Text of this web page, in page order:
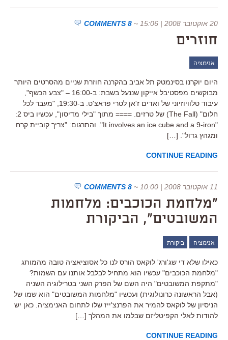
20 אוקטובר 2008 | 15:06 ~
8 COMMENTS
חוזרים
אנימציה
היום יוקרנו בסינמטק תל אביב בהקרנה חוזרת שניים מהסרטים היותר
מבוקשים מפסטיבל אייקון שננעל בשבת: ב-16:00 – "צבע הכשף",
עיבוד טלוויוזיוני של ואדים ז'אן לטרי פראצ'ט. ב-19:30, "מעבר לכל
חלום" (The Fall) של טרזים. ==== מתוך "בילי מדיסון", עכשיו ביס 2:
"It involves an ice cube and a 9-iron". והתרגום: "צריך קוביית קרח
ומגהץ גדול". […]
CONTINUE READING
11 אוקטובר 2008 | 10:00 ~
8 COMMENTS
"מלחמת הכוכבים: מלחמות
המשובטים", הביקורת
אנימציה ביקורת
כאילו שלא די שג'ורג' לוקאס הורס לנו כל אסוציאציה טובה מהמותג
"מלחמת הכוכבים" עכשיו הוא מתחיל לבלבל אותנו עם השמות?
"מתקפת המשובטים" היה השם של הפרק השני בטרילוגיה השניה
(אבל הראשונה כרונולוגית) ועכשיו "מלחמות המשובטים" הוא שמו של
הניסיון של לוקאס להמיר את הפרנצ'ייז שלו לתחום האנימציה. כאן יש
להודות לאלי הקפיטליזם שבלמו את המהלך […]
CONTINUE READING